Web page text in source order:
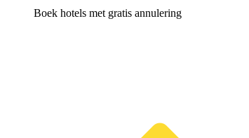
Boek hotels met gratis annulering